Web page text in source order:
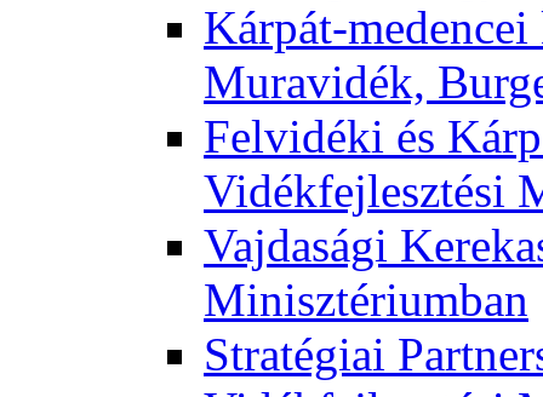
Kárpát-
Muravidék,
Felvidéki és
Vidékfejlesztési
Vajdasági
Minisztériumban
Stratégiai